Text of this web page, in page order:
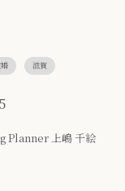
滋賀
上嶋 千絵